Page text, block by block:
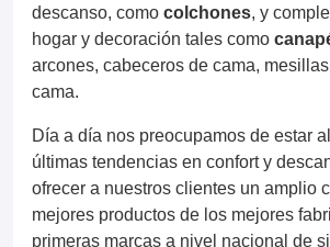
descanso, como colchones, y
hogar y decoración tales como
arcones, cabeceros de cama,
cama.
Día a día nos preocupamos de estar
últimas tendencias en confort y
ofrecer a nuestros clientes un amplio
mejores productos de los mejores
primeras marcas a nivel nacional de